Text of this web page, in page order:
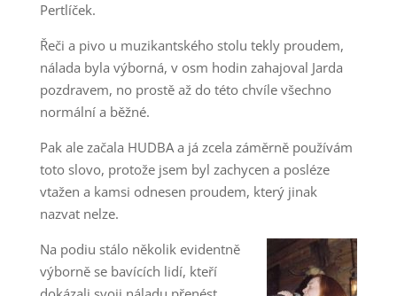
Pertlíček.
Řeči a pivo u muzikantského stolu tekly proudem,
nálada byla výborná, v osm hodin zahajoval Jarda
pozdravem, no prostě až do této chvíle všechno
normální a běžné.
Pak ale začala HUDBA a já zcela záměrně používám
toto slovo, protože jsem byl zachycen a posléze
vtažen a kamsi odnesen proudem, který jinak
nazvat nelze.
Na podiu stálo několik evidentně
výborně se bavících lidí, kteří